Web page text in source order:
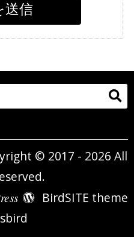
© 2017 - 2026 All
BirdSITE theme